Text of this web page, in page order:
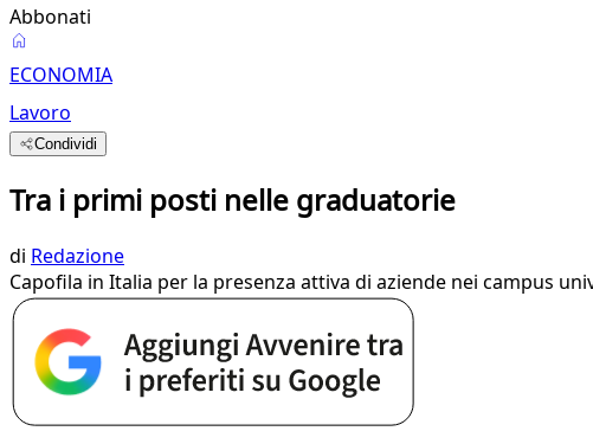
Abbonati
ECONOMIA
Lavoro
Condividi
Tra i primi posti nelle graduatorie
di Redazione
Capofila in Italia per la presenza attiva di aziende nei campus